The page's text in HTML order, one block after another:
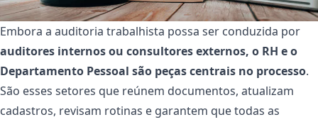
Embora a auditoria trabalhista possa ser conduzida por
auditores internos ou consultores externos, o RH e o
Departamento Pessoal são peças centrais no processo.
São esses setores que reúnem documentos, atualizam
cadastros, revisam rotinas e garantem que todas as